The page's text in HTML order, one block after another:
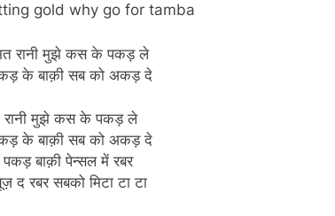
gold why go for tamba
रानी मुझे कस के पकड़ ले
के बाक़ी सब को अकड़ दे
रानी मुझे कस के पकड़ ले
के बाक़ी सब को अकड़ दे
बाक़ी पेन्सल में रबर
द रबर सबको मिटा टा टा